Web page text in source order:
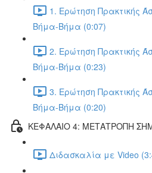
1. Ερώτηση Πρακτικής
Βήμα-Βήμα (0:07)
2. Ερώτηση Πρακτικής
Βήμα-Βήμα (0:23)
3. Ερώτηση Πρακτικής
Βήμα-Βήμα (0:20)
ΚΕΦΑΛΑΙΟ 4: ΜΕΤΑΤΡΟΠΗ
Διδασκαλία με Video